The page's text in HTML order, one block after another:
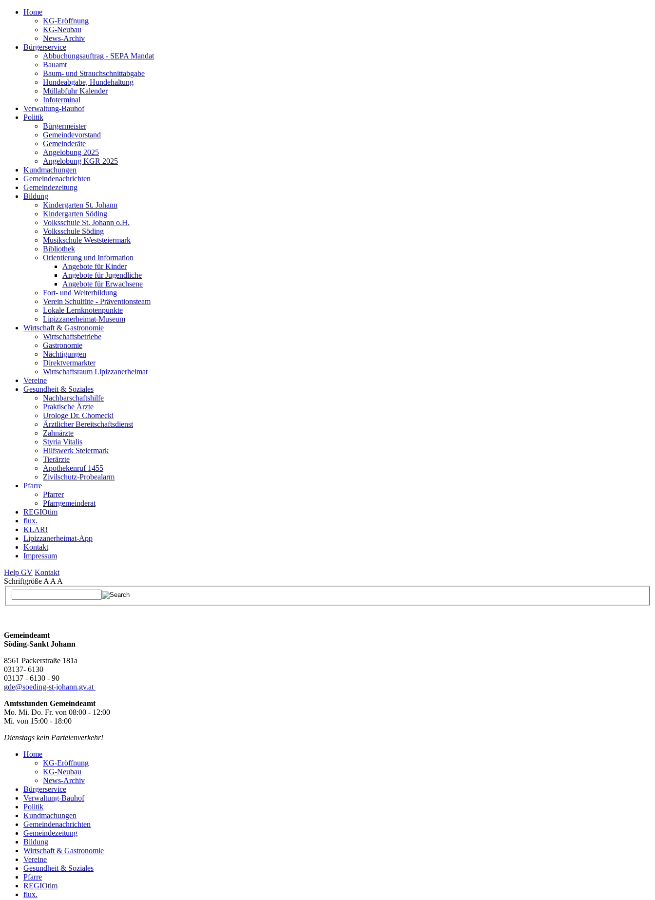
Home
KG-Eröffnung
KG-Neubau
News-Archiv
Bürgerservice
Abbuchungsauftrag - SEPA Mandat
Bauamt
Baum- und Strauchschnittabgabe
Hundeabgabe, Hundehaltung
Müllabfuhr Kalender
Infoterminal
Verwaltung-Bauhof
Politik
Bürgermeister
Gemeindevorstand
Gemeinderäte
Angelobung 2025
Angelobung KGR 2025
Kundmachungen
Gemeindenachrichten
Gemeindezeitung
Bildung
Kindergarten St. Johann
Kindergarten Söding
Volksschule St. Johann o.H.
Volksschule Söding
Musikschule Weststeiermark
Bibliothek
Orientierung und Information
Angebote für Kinder
Angebote für Jugendliche
Angebote für Erwachsene
Fort- und Weiterbildung
Verein Schultüte - Präventionsteam
Lokale Lernknotenpunkte
Lipizzanerheimat-Museum
Wirtschaft & Gastronomie
Wirtschaftsbetriebe
Gastronomie
Nächtigungen
Direktvermarkter
Wirtschaftsraum Lipizzanerheimat
Vereine
Gesundheit & Soziales
Nachbarschaftshilfe
Praktische Ärzte
Urologe Dr. Chomecki
Ärztlicher Bereitschaftsdienst
Zahnärzte
Styria Vitalis
Hilfswerk Steiermark
Tierärzte
Apothekenruf 1455
Zivilschutz-Probealarm
Pfarre
Pfarrer
Pfarrgemeinderat
REGIOtim
flux.
KLAR!
Lipizzanerheimat-App
Kontakt
Impressum
Help GV Kontakt
Schriftgröße A A A
Gemeindeamt
Söding-Sankt Johann
8561 Packerstraße 181a
03137- 6130
03137 - 6130 - 90
gde@soeding-st-johann.gv.at
Amtsstunden Gemeindeamt
Mo. Mi. Do. Fr. von 08:00 - 12:00
Mi. von 15:00 - 18:00
Dienstags kein Parteienverkehr!
Home
KG-Eröffnung
KG-Neubau
News-Archiv
Bürgerservice
Verwaltung-Bauhof
Politik
Kundmachungen
Gemeindenachrichten
Gemeindezeitung
Bildung
Wirtschaft & Gastronomie
Vereine
Gesundheit & Soziales
Pfarre
REGIOtim
flux.